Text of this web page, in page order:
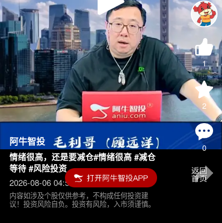
Play
Video
1
2
0
阿牛智投
情绪很高，还是要减仓#情绪很高 #减仓
等待 #风险投资
2026-08-06 04:55
内容如涉及个股仅供参考，不构成任何投资建
议！投资风险自负。投资有风险，入市须谨慎。